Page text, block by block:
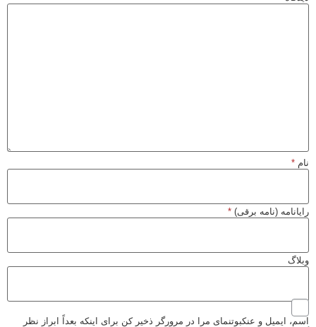
نام*
رایانامه (نامه برقی)*
وبلاگ
اسم، ایمیل و عنکبوتنمای مرا در مرورگر ذخیر کن برای اینکه بعداً ابراز نظر